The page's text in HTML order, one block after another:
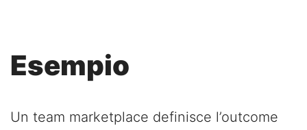
Esempio
Un team marketplace definisce l’outcome